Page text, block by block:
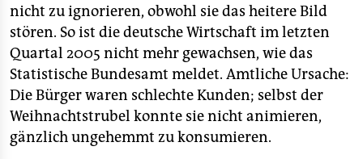
nicht zu ignorieren, obwohl sie das heitere Bild
stören. So ist die deutsche Wirtschaft im letzten
Quartal 2005 nicht mehr gewachsen, wie das
Statistische Bundesamt meldet. Amtliche Ursache:
Die Bürger waren schlechte Kunden; selbst der
Weihnachtstrubel konnte sie nicht animieren,
gänzlich ungehemmt zu konsumieren.